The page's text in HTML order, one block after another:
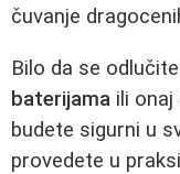
čuvanje
Bilo da se
baterijama ili onaj
budete sigurni u
provedete u